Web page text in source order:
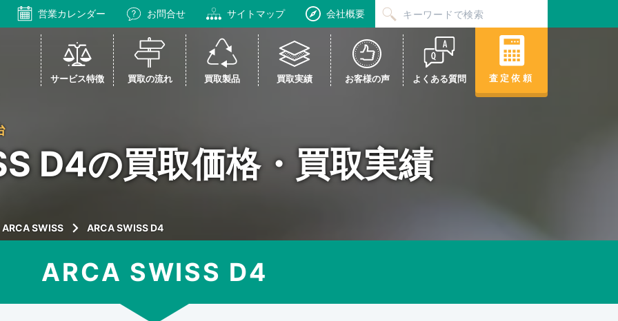
営業カレンダー お問合せ サイトマップ 会社概要
サービス特徴 買取の流れ 買取製品 買取実績 お客様の声 よくある質問 査定依頼
D4の買取価格・買取実績
ARCA SWISS ARCA SWISS D4
ARCA SWISS D4